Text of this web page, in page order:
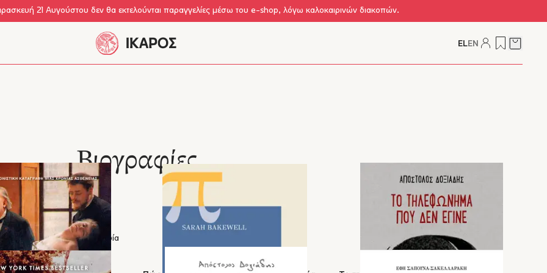
21 Αυγούστου δεν θα εκτελούνται παραγγελίες μέσω του e-shop, λόγω καλοκαιρινών διακοπών.
ELEN Δείτε
Βιογραφίες
ΗμερολόγιαΑλληλογραφία